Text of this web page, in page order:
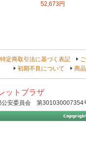
52,673円
特定商取引法に基づく表記
初期不良について
商
ットプラザ
安委員会 第301030007354